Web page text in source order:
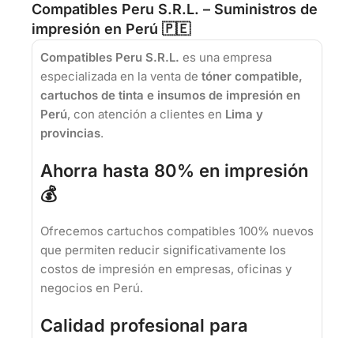
Compatibles Peru S.R.L. – Suministros de
impresión en Perú 🇵🇪
Compatibles Peru S.R.L. es una empresa
especializada en la venta de tóner compatible,
cartuchos de tinta e insumos de impresión en
Perú, con atención a clientes en Lima y
provincias.
Ahorra hasta 80% en impresión
💰
Ofrecemos cartuchos compatibles 100% nuevos
que permiten reducir significativamente los
costos de impresión en empresas, oficinas y
negocios en Perú.
Calidad profesional para